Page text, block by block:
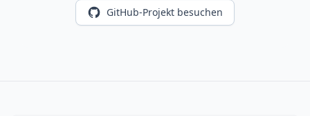
GitHub-Projekt besuchen